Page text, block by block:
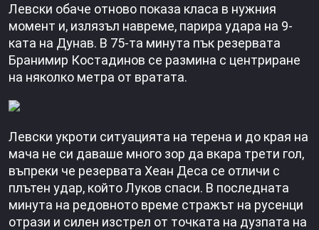
Левски обаче отново показа класа в нужния
момент и, излязъл навреме, парира удара на 9-
ката на Дунав. В 75-та минута пък резервата
Бранимир Костадинов се размина с центриране
на няколко метра от вратата.
Левски укроти ситуацията на терена и до края на
мача не си даваше много зор да вкара трети гол,
въпреки че резервата Хеан Деса се отличи с
плътен удар, който Луков спаси. В последната
минута на редовното време стражът на русенци
отрази и силен изстрел от точката на дузпата на